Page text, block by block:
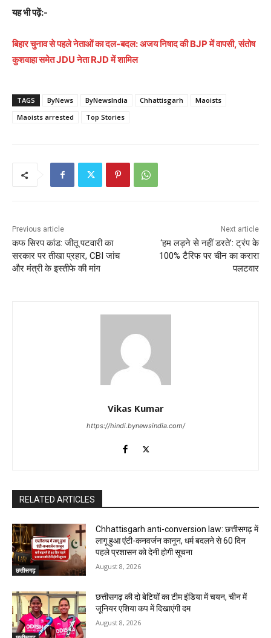
यह भी पढ़ें:-
बिहार चुनाव से पहले नेताओं का दल-बदल: अजय निषाद की BJP में वापसी, संतोष
कुशवाहा समेत JDU नेता RJD में शामिल
TAGS ByNews ByNewsIndia Chhattisgarh
Maoists
Maoists arrested
Top Stories
Previous article
कफ सिरप कांड: जीतू पटवारी का
सरकार पर तीखा प्रहार, CBI जांच
और मंत्री के इस्तीफे की मांग
Next article
‘हम लड़ने से नहीं डरते’: ट्रंप के
100% टैरिफ पर चीन का करारा
पलटवार
Vikas Kumar
https://hindi.bynewsindia.com/
RELATED ARTICLES
छत्तीसगढ़
Chhattisgarh anti-conversion law: छत्तीसगढ़ में
लागू हुआ एंटी-कनवर्जन कानून, धर्म बदलने से 60 दिन
पहले प्रशासन को देनी होगी सूचना
August 8, 2026
छत्तीसगढ़ की दो बेटियों का टीम इंडिया में चयन, चीन में
जूनियर एशिया कप में दिखाएंगी दम
August 8, 2026